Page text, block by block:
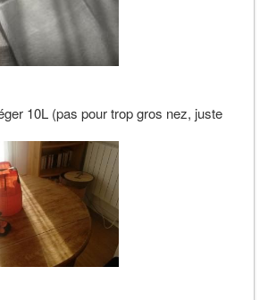
10L (pas pour trop gros nez, juste